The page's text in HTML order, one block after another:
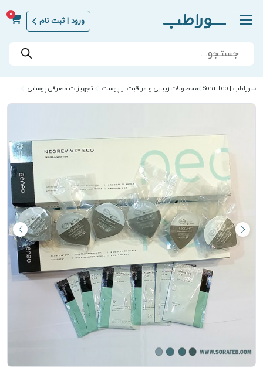
ورود | ثبت نام
0
Products
search
سوراطب | Sora Teb محصولات زیبایی و مراقبت از پوست تجهیزات مصرفی پوستی